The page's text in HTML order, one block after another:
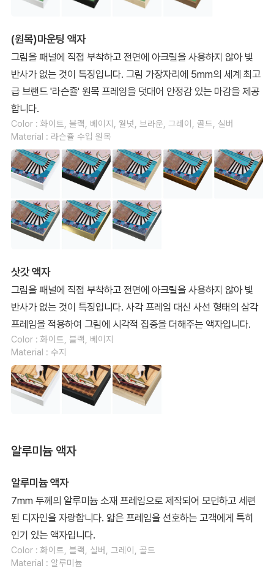
(원목)마운팅 액자
그림을 패널에 직접 부착하고 전면에 아크릴을 사용하지 않아 빛
반사가 없는 것이 특징입니다. 그림 가장자리에 5mm의 세계 최고
급 브랜드 '라슨쥴' 원목 프레임을 덧대어 안정감 있는 마감을 제공
합니다.
Color : 화이트, 블랙, 베이지, 월넛, 브라운, 그레이, 골드, 실버
Material : 라슨쥴 수입 원목
삿갓 액자
그림을 패널에 직접 부착하고 전면에 아크릴을 사용하지 않아 빛
반사가 없는 것이 특징입니다. 사각 프레임 대신 사선 형태의 삼각
프레임을 적용하여 그림에 시각적 집중을 더해주는 액자입니다.
Color : 화이트, 블랙, 베이지
Material : 수지
알루미늄 액자
알루미늄 액자
7mm 두께의 알루미늄 소재 프레임으로 제작되어 모던하고 세련
된 디자인을 자랑합니다. 얇은 프레임을 선호하는 고객에게 특히
인기 있는 액자입니다.
Color : 화이트, 블랙, 실버, 그레이, 골드
Material : 알루미늄